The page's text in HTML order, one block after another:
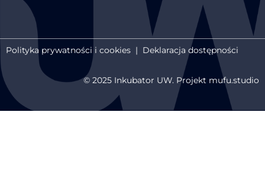
Polityka prywatności i cookies | Deklaracja dostępności
© 2025 Inkubator UW. Projekt mufu.studio